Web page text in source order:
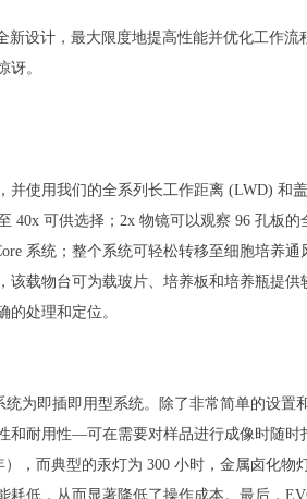
新设计，最大限度地提高性能并优化工作
讶。
并使用我们的全系列长工作距离 (LWD) 和
40x 可供选择；2x 物镜可以观察 96 孔板
系统；整个系统可轻松转移至细胞培养
该载物台可为载玻片、培养板和培养瓶提
的处理和定位。
统为即插即用型系统。除了非常简单的设
和耐用性—可在需要对样品进行成像时随
），而典型的汞灯为 300 小时，金属卤化物
耗低，从而显著降低了操作成本。最后，